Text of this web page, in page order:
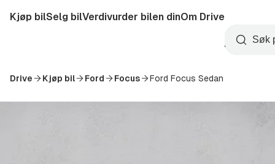
til
Startside
Kjøp bilSelg bilVerdivurder bilen dinOm Drive
Opprett
konto
Søk
Drive Kjøp bil Ford Focus Ford Focus Sedan